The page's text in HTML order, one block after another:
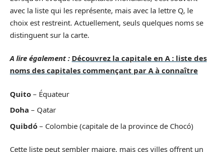
avec la liste qui les représente, mais avec la lettre Q, le
choix est restreint. Actuellement, seuls quelques noms se
distinguent sur la carte.
A lire également : Découvrez la capitale en A : liste des
noms des capitales commençant par A à connaître
Quito – Équateur
Doha – Qatar
Quibdó – Colombie (capitale de la province de Chocó)
Cette liste peut sembler maigre, mais ces villes offrent un